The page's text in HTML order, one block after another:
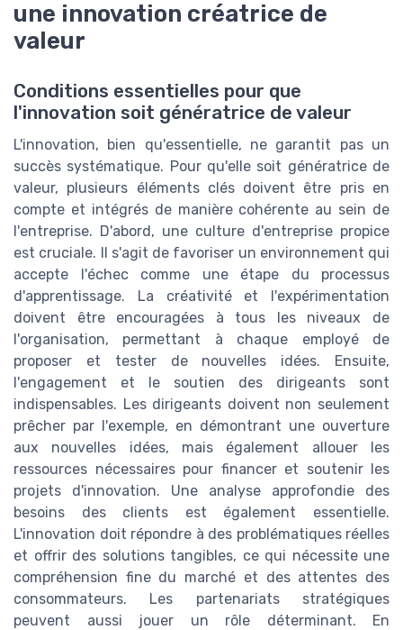
une innovation créatrice de
valeur
Conditions essentielles pour que
l'innovation soit génératrice de valeur
L'innovation, bien qu'essentielle, ne garantit pas un
succès systématique. Pour qu'elle soit génératrice de
valeur, plusieurs éléments clés doivent être pris en
compte et intégrés de manière cohérente au sein de
l'entreprise. D'abord, une culture d'entreprise propice
est cruciale. Il s'agit de favoriser un environnement qui
accepte l'échec comme une étape du processus
d'apprentissage. La créativité et l'expérimentation
doivent être encouragées à tous les niveaux de
l'organisation, permettant à chaque employé de
proposer et tester de nouvelles idées. Ensuite,
l'engagement et le soutien des dirigeants sont
indispensables. Les dirigeants doivent non seulement
prêcher par l'exemple, en démontrant une ouverture
aux nouvelles idées, mais également allouer les
ressources nécessaires pour financer et soutenir les
projets d'innovation. Une analyse approfondie des
besoins des clients est également essentielle.
L'innovation doit répondre à des problématiques réelles
et offrir des solutions tangibles, ce qui nécessite une
compréhension fine du marché et des attentes des
consommateurs. Les partenariats stratégiques
peuvent aussi jouer un rôle déterminant. En